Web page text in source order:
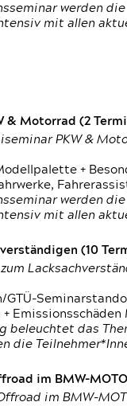
werden
mit allen
& Motorrad (2
PKW &
+
werden
mit allen
(10
GTÜ-
beleuchtet das
die
im BMW-
im BMW-